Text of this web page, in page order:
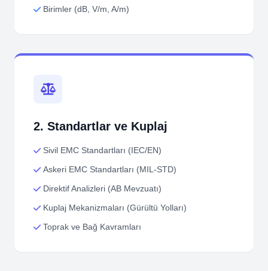
Birimler (dB, V/m, A/m)
2. Standartlar ve Kuplaj
Sivil EMC Standartları (IEC/EN)
Askeri EMC Standartları (MIL-STD)
Direktif Analizleri (AB Mevzuatı)
Kuplaj Mekanizmaları (Gürültü Yolları)
Toprak ve Bağ Kavramları